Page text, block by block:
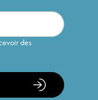
des